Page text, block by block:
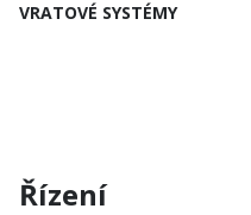
VRATOVÉ SYSTÉMY
Řízení